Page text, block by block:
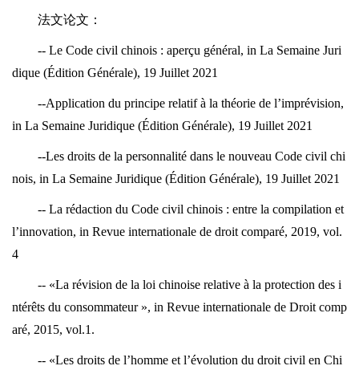
法文论文：
-- Le Code civil chinois : aperçu général, in La Semaine Juri
dique (Édition Générale), 19 Juillet 2021
--Application du principe relatif à la théorie de l’imprévision,
in La Semaine Juridique (Édition Générale), 19 Juillet 2021
--Les droits de la personnalité dans le nouveau Code civil chi
nois, in La Semaine Juridique (Édition Générale), 19 Juillet 2021
-- La rédaction du Code civil chinois : entre la compilation et
l’innovation, in Revue internationale de droit comparé, 2019, vol.
4
-- «La révision de la loi chinoise relative à la protection des i
ntérêts du consommateur », in Revue internationale de Droit comp
aré, 2015, vol.1.
-- «Les droits de l’homme et l’évolution du droit civil en Chi